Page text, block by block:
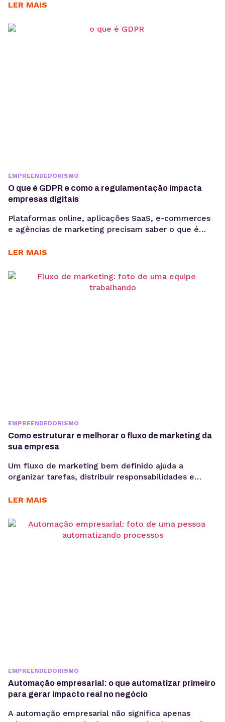
sustentar campanhas com apoio de performance e
com maior potencial para campanhas promocionais e
LER MAIS
EMPREENDEDORISMO
O que é GDPR e como a regulamentação impacta
empresas digitais
Plataformas online, aplicações SaaS, e-commerces
e agências de marketing precisam saber o que é
sensíveis, o que aumenta a exposição a riscos
uma questão jurídica, mas uma camada crítica de
arquitetura, governança e gestão de risco. Em
LER MAIS
EMPREENDEDORISMO
Como estruturar e melhorar o fluxo de marketing da
sua empresa
Um fluxo de marketing bem definido ajuda a
organizar tarefas, distribuir responsabilidades e
consistente. E o uso de ferramentas como um
ao centralizar processos de planejamento,
aprovação e publicação. Para ter bons resultados
LER MAIS
EMPREENDEDORISMO
Automação empresarial: o que automatizar primeiro
para gerar impacto real no negócio
A automação empresarial não significa apenas